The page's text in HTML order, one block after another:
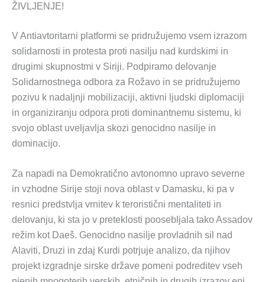
ŽIVLJENJE!
V Antiavtoritarni platformi se pridružujemo vsem izrazom
solidarnosti in protesta proti nasilju nad kurdskimi in
drugimi skupnostmi v Siriji. Podpiramo delovanje
Solidarnostnega odbora za Rožavo in se pridružujemo
pozivu k nadaljnji mobilizaciji, aktivni ljudski diplomaciji
in organiziranju odpora proti dominantnemu sistemu, ki
svojo oblast uveljavlja skozi genocidno nasilje in
dominacijo.
Za napadi na Demokratično avtonomno upravo severne
in vzhodne Sirije stoji nova oblast v Damasku, ki pa v
resnici predstvlja vrnitev k teroristični mentaliteti in
delovanju, ki sta jo v preteklosti poosebljala tako Assadov
režim kot Daeš. Genocidno nasilje provladnih sil nad
Alaviti, Druzi in zdaj Kurdi potrjuje analizo, da njihov
projekt izgradnje sirske države pomeni podreditev vseh